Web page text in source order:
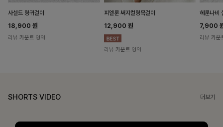
사셀드 링귀걸이
18,900 원
리뷰 카운트 영역
피엘룬 써지컬링목걸이
12,900 원
리뷰 카운트 영역
헤룬나비
7,900
리뷰 카운
SHORTS VIDEO 더보기